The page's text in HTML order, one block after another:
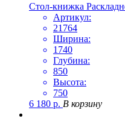
Стол-книжка
Артикул:
21764
Ширина:
1740
Глубина:
850
Высота:
750
6 180 р. В корзину